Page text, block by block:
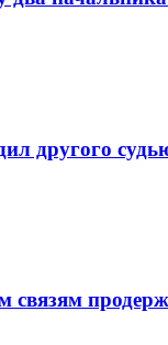
другого
связям